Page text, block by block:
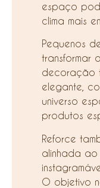
espaço
clima mais
Pequenos
transformar
decoração
elegante,
universo
produtos
Reforce
alinhada
O objetivo